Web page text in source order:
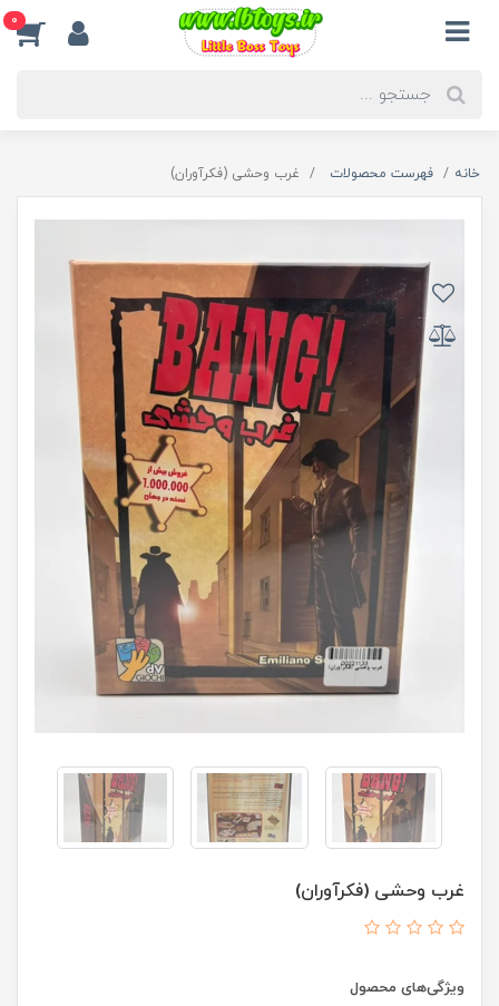
0
خانه فهرست محصولات غرب وحشی (فکرآوران)
غرب وحشی (فکرآوران)
ویژگی‌های محصول